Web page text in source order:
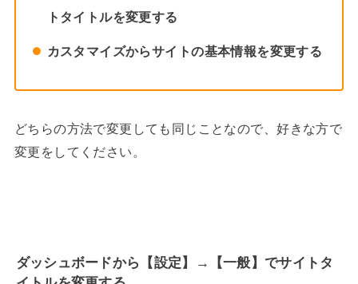
トタイトルを変更する
カスタマイズからサイトの基本情報を変更する
どちらの方法で変更しても同じことなので、好きな方で
変更をしてください。
ダッシュボードから【設定】→【一般】でサイトタ